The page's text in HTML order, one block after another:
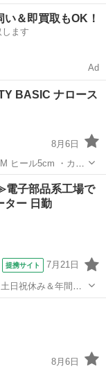
たらと思います。
４丁目６−２４ セブ
五三
＆即買取もOK！
ます
Ad
BASIC ナロース
8月6日
ヒール5cm ・カラ
・複数点購入以外
子部品系工場で
ター 日勤
提携サイト 7月21日
日祝休み＆年間休
＆無料駐車場あり
市》 人気の
8月6日